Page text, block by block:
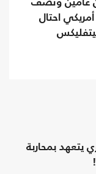
عامين ونصف
أمريكي احتال
يتعهد بمحاربة